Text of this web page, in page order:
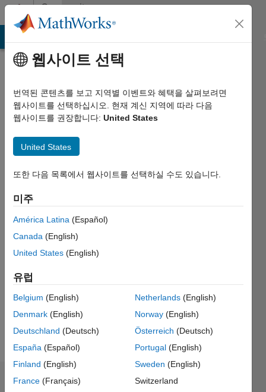
콘텐츠로 바로 가기
Community
Profile
Sandy
Brown
Last
6개월 전
2021년부터
활동
Followers:
Following:
Follow
배지
웹사이트 선택
번역된 콘텐츠를 보고 지역별 이벤트와 혜택을 살펴보려면
웹사이트를 선택하십시오. 현재 계신 지역에 따라 다음
웹사이트를 권장합니다: United States
United States
또한 다음 목록에서 웹사이트를 선택하실 수도 있습니다.
미주
América Latina (Español)
Canada (English)
United States (English)
유럽
Belgium (English)
Denmark (English)
Deutschland (Deutsch)
España (Español)
Finland (English)
France (Français)
Netherlands(English)
Norway(English)
Österreich (Deutsch)
Portugal(English)
Sweden (English)
Switzerland